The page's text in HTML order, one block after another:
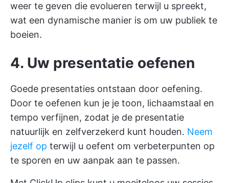
weer te geven die evolueren terwijl u spreekt,
wat een dynamische manier is om uw publiek te
boeien.
4. Uw presentatie oefenen
Goede presentaties ontstaan door oefening.
Door te oefenen kun je je toon, lichaamstaal en
tempo verfijnen, zodat je de presentatie
natuurlijk en zelfverzekerd kunt houden. Neem
jezelf op terwijl u oefent om verbeterpunten op
te sporen en uw aanpak aan te passen.